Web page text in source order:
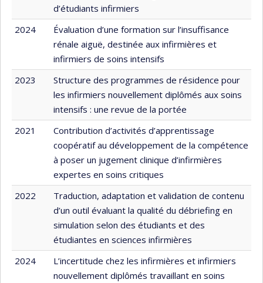
d’étudiants infirmiers
2024
Évaluation d’une formation sur l’insuffisance
rénale aiguë, destinée aux infirmières et
infirmiers de soins intensifs
2023
Structure des programmes de résidence pour
les infirmiers nouvellement diplômés aux soins
intensifs : une revue de la portée
2021
Contribution d’activités d’apprentissage
coopératif au développement de la compétence
à poser un jugement clinique d’infirmières
expertes en soins critiques
2022
Traduction, adaptation et validation de contenu
d’un outil évaluant la qualité du débriefing en
simulation selon des étudiants et des
étudiantes en sciences infirmières
2024
L’incertitude chez les infirmières et infirmiers
nouvellement diplômés travaillant en soins